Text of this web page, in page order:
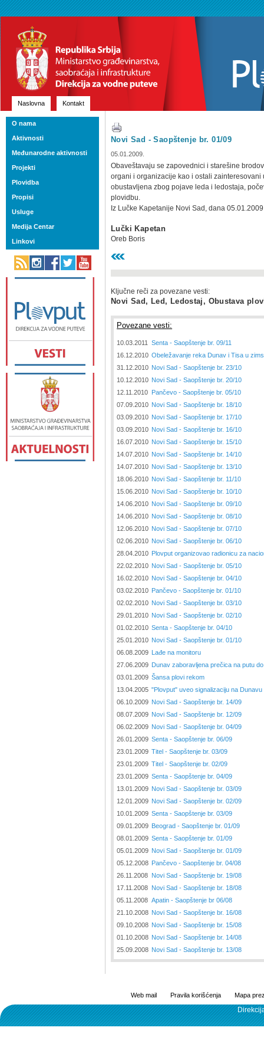
Naslovna Kontakt
Novi Sad - Saopštenje br. 01/09
05.01.2009.
Obaveštavaju se zapovednici i starešine
organi i organizacije kao i ostali
obustavljena zbog pojave leda i ledostaja,
plovidbu.
Iz Lučke Kapetanije Novi Sad, dana
Lučki Kapetan
Oreb Boris
Ključne reči za povezane vesti:
Novi Sad, Led, Ledostaj, Obustava
Povezane vesti:
10.03.2011
Senta - Saopštenje br. 09/11
16.12.2010 Obeležavanje reka Dunav i Tisa u
31.12.2010 Novi Sad - Saopštenje br. 23/10
10.12.2010 Novi Sad - Saopštenje br. 20/10
12.11.2010 Pančevo - Saopštenje br. 05/10
07.09.2010 Novi Sad - Saopštenje br. 18/10
03.09.2010 Novi Sad - Saopštenje br. 17/10
03.09.2010 Novi Sad - Saopštenje br. 16/10
16.07.2010 Novi Sad - Saopštenje br. 15/10
14.07.2010 Novi Sad - Saopštenje br. 14/10
14.07.2010 Novi Sad - Saopštenje br. 13/10
18.06.2010 Novi Sad - Saopštenje br. 11/10
15.06.2010 Novi Sad - Saopštenje br. 10/10
14.06.2010 Novi Sad - Saopštenje br. 09/10
14.06.2010 Novi Sad - Saopštenje br. 08/10
12.06.2010 Novi Sad - Saopštenje br. 07/10
02.06.2010 Novi Sad - Saopštenje br. 06/10
28.04.2010 Plovput organizovao radionicu za
22.02.2010 Novi Sad - Saopštenje br. 05/10
16.02.2010 Novi Sad - Saopštenje br. 04/10
03.02.2010 Pančevo - Saopštenje br. 01/10
02.02.2010 Novi Sad - Saopštenje br. 03/10
29.01.2010 Novi Sad - Saopštenje br. 02/10
01.02.2010 Senta - Saopštenje br. 04/10
25.01.2010 Novi Sad - Saopštenje br. 01/10
06.08.2009 Lađe na monitoru
27.06.2009 Dunav zaboravljena prečica na putu
03.01.2009 Šansa plovi rekom
13.04.2005 "Plovput" uveo signalizaciju na
06.10.2009 Novi Sad - Saopštenje br. 14/09
08.07.2009 Novi Sad - Saopštenje br. 12/09
06.02.2009 Novi Sad - Saopštenje br. 04/09
26.01.2009 Senta - Saopštenje br. 06/09
23.01.2009 Titel - Saopštenje br. 03/09
23.01.2009 Titel - Saopštenje br. 02/09
23.01.2009 Senta - Saopštenje br. 04/09
13.01.2009 Novi Sad - Saopštenje br. 03/09
12.01.2009 Novi Sad - Saopštenje br. 02/09
10.01.2009 Senta - Saopštenje br. 03/09
09.01.2009 Beograd - Saopštenje br. 01/09
08.01.2009 Senta - Saopštenje br. 01/09
05.01.2009 Novi Sad - Saopštenje br. 01/09
05.12.2008 Pančevo - Saopštenje br. 04/08
26.11.2008 Novi Sad - Saopštenje br. 19/08
17.11.2008 Novi Sad - Saopštenje br. 18/08
05.11.2008 Apatin - Saopštenje br 06/08
21.10.2008 Novi Sad - Saopštenje br. 16/08
09.10.2008 Novi Sad - Saopštenje br. 15/08
01.10.2008 Novi Sad - Saopštenje br. 14/08
25.09.2008 Novi Sad - Saopštenje br. 13/08
O nama
Aktivnosti
Međunarodne aktivnosti
Projekti
Plovidba
Propisi
Usluge
Medija Centar
Linkovi
Web mail Pravila korišćenja Mapa